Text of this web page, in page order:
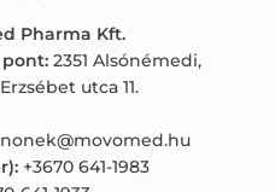
Pharma Kft.
2351 Alsónémedi,
utca 11.
+3670 641-1983